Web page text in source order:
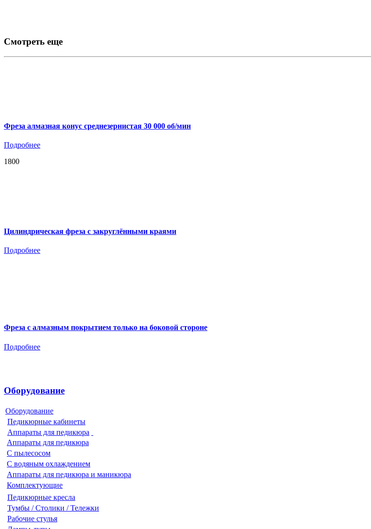
Смотреть еще
Фреза алмазная конус среднезернистая 30 000 об/мин
Подробнее
1800
Цилиндрическая фреза с закруглёнными краями
Подробнее
Фреза с алмазным покрытием только на боковой стороне
Подробнее
Оборудование
Оборудование
Педикюрные кабинеты
Аппараты для педикюра
Аппараты для педикюра
С пылесосом
С водяным охлаждением
Аппараты для педикюра и маникюра
Комплектующие
Педикюрные кресла
Тумбы / Столики / Тележки
Рабочие стулья